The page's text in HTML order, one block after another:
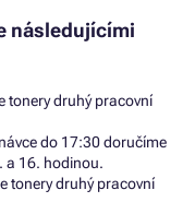
následujícími
tonery druhý pracovní
do 17:30 doručíme
a 16. hodinou.
tonery druhý pracovní